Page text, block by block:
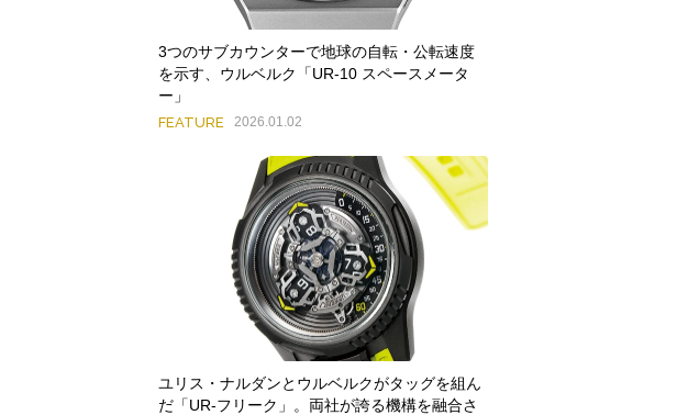
3つのサブカウンターで地球の自転・公転速度
を示す、ウルベルク「UR-10 スペースメータ
ー」
FEATURE 2026.01.02
ユリス・ナルダンとウルベルクがタッグを組ん
だ「UR-フリーク」。両社が誇る機構を融合さ